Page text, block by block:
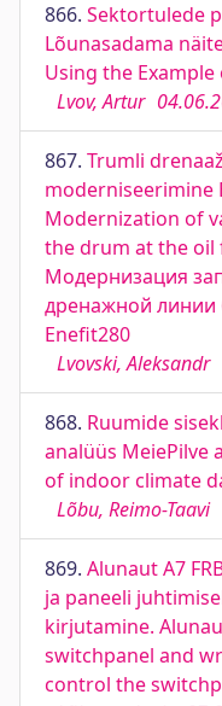
866. Sektortulede
Lõunasadama
Using the
Lvov, Artur
867. Trumli
moderniseerimine
Modernization of
the drum at the oil
Модернизация
дренажной линии
Enefit280
Lvovski, Aleksandr
868. Ruumide
analüüs MeiePilve
of indoor climate
Lõbu, Reimo-Taavi
869. Alunaut A7
ja paneeli
kirjutamine.
switchpanel and
control the